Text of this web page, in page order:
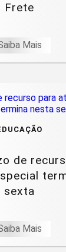
Frete
Mais
de
sexta
Mais